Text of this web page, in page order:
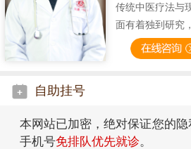
传统中医疗法与
面有着独到研究
自助挂号
本网站已加密，绝对保证您的
手机号免排队优先就诊。